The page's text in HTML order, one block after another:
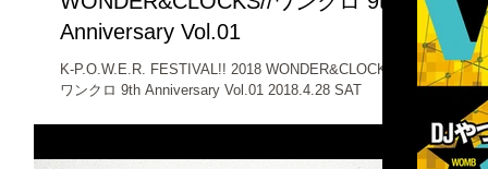
Anniversary Vol.01
K-P.O.W.E.R. FESTIVAL!! 2018 WONDER&CLOCKS//
ワンクロ 9th Anniversary Vol.01 2018.4.28 SAT